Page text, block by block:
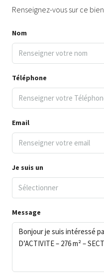
Renseignez-vous sur ce bien
Nom
Téléphone
Email
Je suis un
Sélectionner
Message